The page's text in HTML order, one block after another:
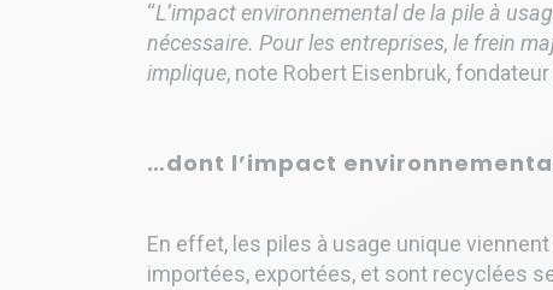
“L’impact environnemental de la pile à
nécessaire. Pour les entreprises, le frein
implique, note Robert Eisenbruk,
…dont l’impact
En effet, les piles à usage unique
importées, exportées, et sont recyclées